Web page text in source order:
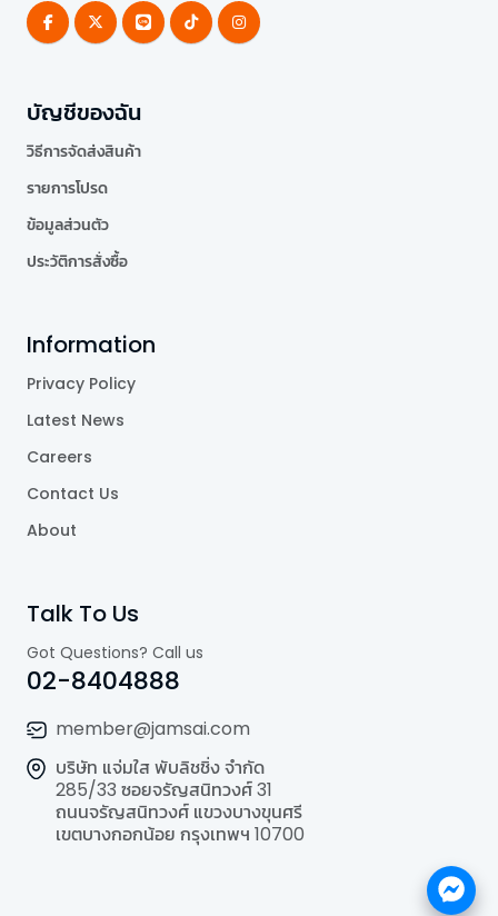
บัญชีของฉัน
วิธีการจัดส่งสินค้า
รายการโปรด
ข้อมูลส่วนตัว
ประวัติการสั่งซื้อ
Information
Privacy Policy
Latest News
Careers
Contact Us
About
Talk To Us
Got Questions? Call us
02-8404888
member@jamsai.com
บริษัท แจ่มใส พับลิชชิ่ง จำกัด
285/33 ซอยจรัญสนิทวงศ์ 31
ถนนจรัญสนิทวงศ์ แขวงบางขุนศรี
เขตบางกอกน้อย กรุงเทพฯ 10700